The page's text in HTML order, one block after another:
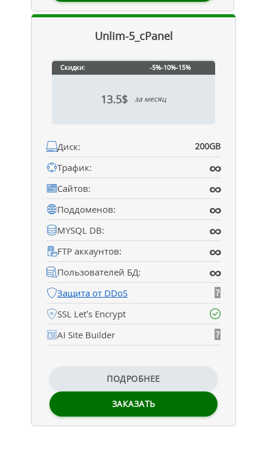
Unlim-5_cPanel
Скидки: -5%-10%-15%
13.5$ за месяц
Диск: 200GB
Трафик: ∞
Сайтов: ∞
Поддоменов: ∞
MYSQL DB: ∞
FTP аккаунтов: ∞
Пользователей БД: ∞
Защита от DDoS ?
SSL Let’s Encrypt
AI Site Builder
?
ПОДРОБНЕЕ
ЗАКАЗАТЬ